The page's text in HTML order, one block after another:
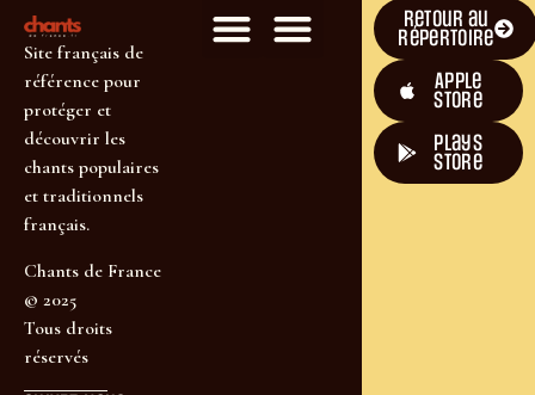
Site français de
référence pour
protéger et
découvrir les
chants populaires
et traditionnels
français.
Chants de France
© 2025
Tous droits
réservés
Retour au
répertoire
Apple
Store
plays
store